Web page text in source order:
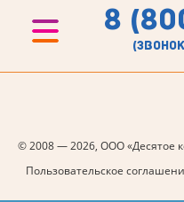
8
© 2008 — 2026, ООО «Десятое
Пользовательское